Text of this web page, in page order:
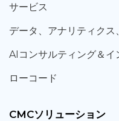
サービス
データ、 アナリティクス、
AIコンサルティング＆ イ
ローコード
CMCソリューション